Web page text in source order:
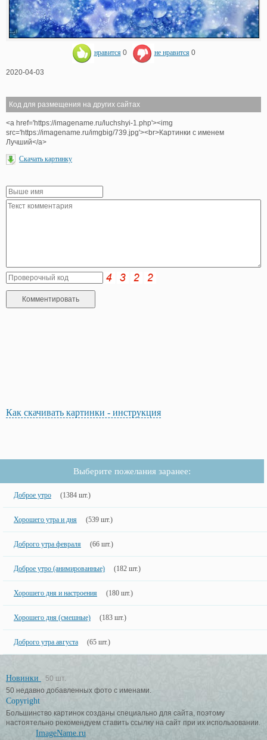
нравится 0 не нравится 0
2020-04-03
Код для размещения на других сайтах
<a href='https://imagename.ru/luchshyi-1.php'><img
src='https://imagename.ru/imgbig/739.jpg'><br>Картинки с именем
Лучший</a>
Скачать картинку
Как скачивать картинки - инструкция
Выберите пожелания заранее:
Доброе утро (1384 шт.)
Хорошего утра и дня (539 шт.)
Доброго утра февраля (66 шт.)
Доброе утро (анимированные) (182 шт.)
Хорошего дня и настроения (180 шт.)
Хорошего дня (смешные) (183 шт.)
Доброго утра августа (65 шт.)
Новинки
50 шт.
50 недавно добавленных фото с именами.
Copyright
Большинство картинок созданы специально для сайта, поэтому
настоятельно рекомендуем ставить ссылку на сайт при их использовании.
ImageName.ru